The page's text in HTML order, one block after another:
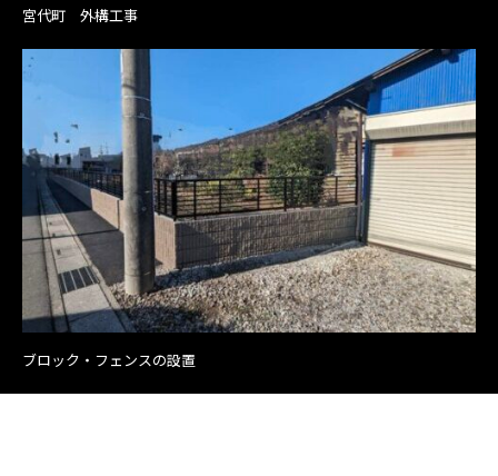
宮代町 外構工事
ブロック・フェンスの設置